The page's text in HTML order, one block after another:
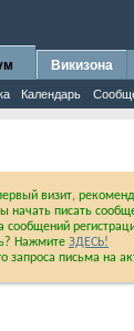
Календарь
Викизона
визит,
начать писать
НажмитеЗДЕСЬ!